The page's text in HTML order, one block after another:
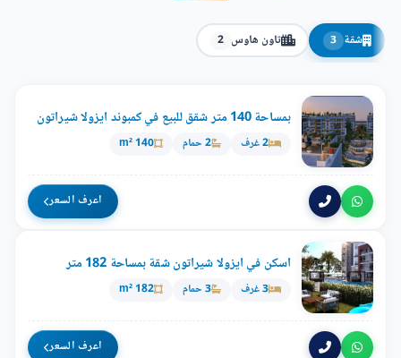
شقة 3 تاون هاوس 2
بمساحة 140 متر شقق للبيع في كمبوند ايزولا شيراتون
2 غرف 2 حمام 140 m²
اعرف السعر
اسكن في ايزولا شيراتون شقة بمساحة 182 متر
3 غرف 3 حمام 182 m²
اعرف السعر